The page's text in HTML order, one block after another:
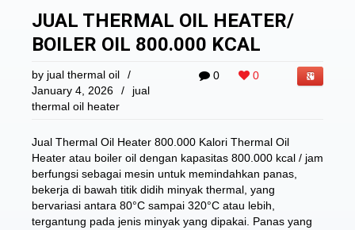
JUAL THERMAL OIL HEATER/
BOILER OIL 800.000 KCAL
0 0
by jual thermal oil
/
January 4, 2026
/
jual
thermal oil heater
Jual Thermal Oil Heater 800.000 Kalori Thermal Oil
Heater atau boiler oil dengan kapasitas 800.000 kcal / jam
berfungsi sebagai mesin untuk memindahkan panas,
bekerja di bawah titik didih minyak thermal, yang
bervariasi antara 80°C sampai 320°C atau lebih,
tergantung pada jenis minyak yang dipakai. Panas yang